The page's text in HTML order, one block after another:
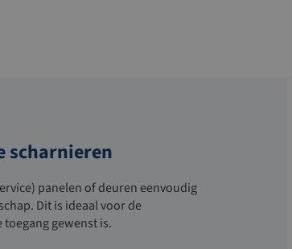
scharnieren
panelen of deuren eenvoudig
. Dit is ideaal voor de
gewenst is.